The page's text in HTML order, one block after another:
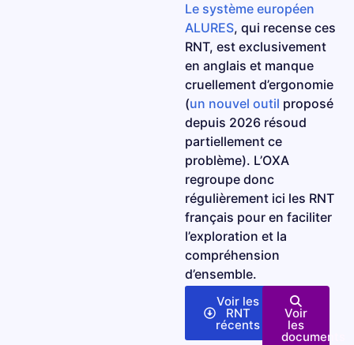
Le système européen
ALURES, qui recense ces
RNT, est exclusivement
en anglais et manque
cruellement d’ergonomie
(un nouvel outil proposé
depuis 2026 résoud
partiellement ce
problème). L’OXA
regroupe donc
régulièrement ici les RNT
français pour en faciliter
l’exploration et la
compréhension
d’ensemble.
Voir les
RNT
récents
Voir
les
documents
Résumés non techniques de
l'Union européenne depuis 2022
Consulter la base de données ALURES